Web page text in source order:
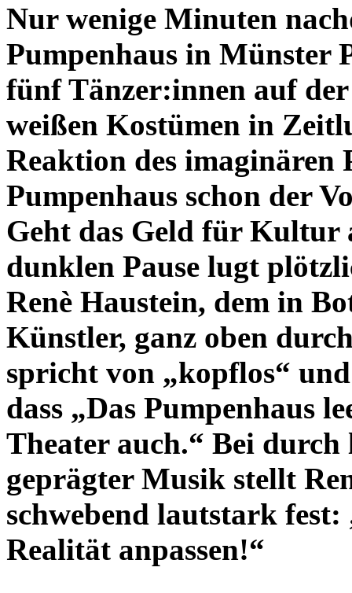
Nur wenige Minuten
Pumpenhaus in Münster
fünf Tänzer:innen auf
weißen Kostümen in
Reaktion des
Pumpenhaus schon der
Geht das Geld für Kultur
dunklen Pause lugt
Renè Haustein, dem in
Künstler, ganz oben
spricht von „kopflos“
dass „Das Pumpenhaus
Theater auch.“ Bei
geprägter Musik stellt
schwebend lautstark fest:
Realität anpassen!“